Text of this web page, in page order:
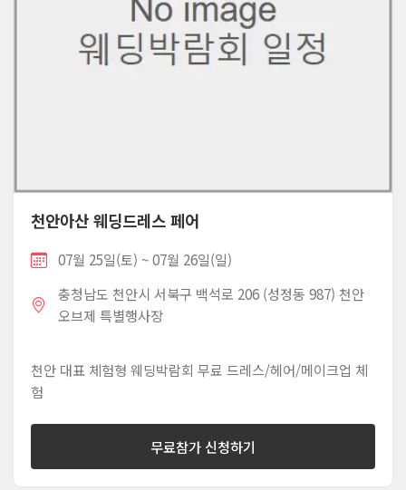
천안아산 웨딩드레스 페어
07월 25일(토) ~ 07월 26일(일)
충청남도 천안시 서북구 백석로 206 (성정동 987) 천안
오브제 특별행사장
천안 대표 체험형 웨딩박람회 무료 드레스/헤어/메이크업 체
험
무료참가 신청하기